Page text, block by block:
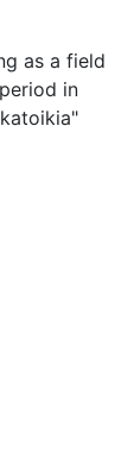
as a field
in